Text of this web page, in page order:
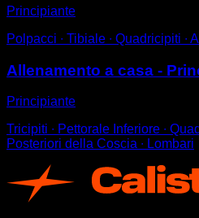
Principiante
Polpacci ∙ Tibiale ∙ Quadricipiti ∙
Allenamento a casa -
Principiante
Tricipiti ∙ Pettorale Inferiore ∙
Posteriori della Coscia ∙ Lombari